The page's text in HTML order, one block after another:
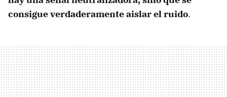
consigue verdaderamente aislar el ruido.